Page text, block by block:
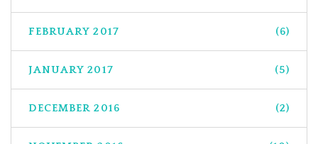
FEBRUARY 2017 (6)
JANUARY 2017 (5)
DECEMBER 2016 (2)